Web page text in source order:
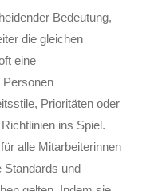
Bedeutung,
die gleichen
eine
Personen
Prioritäten oder
ins Spiel.
alle Mitarbeiterinnen
Standards und